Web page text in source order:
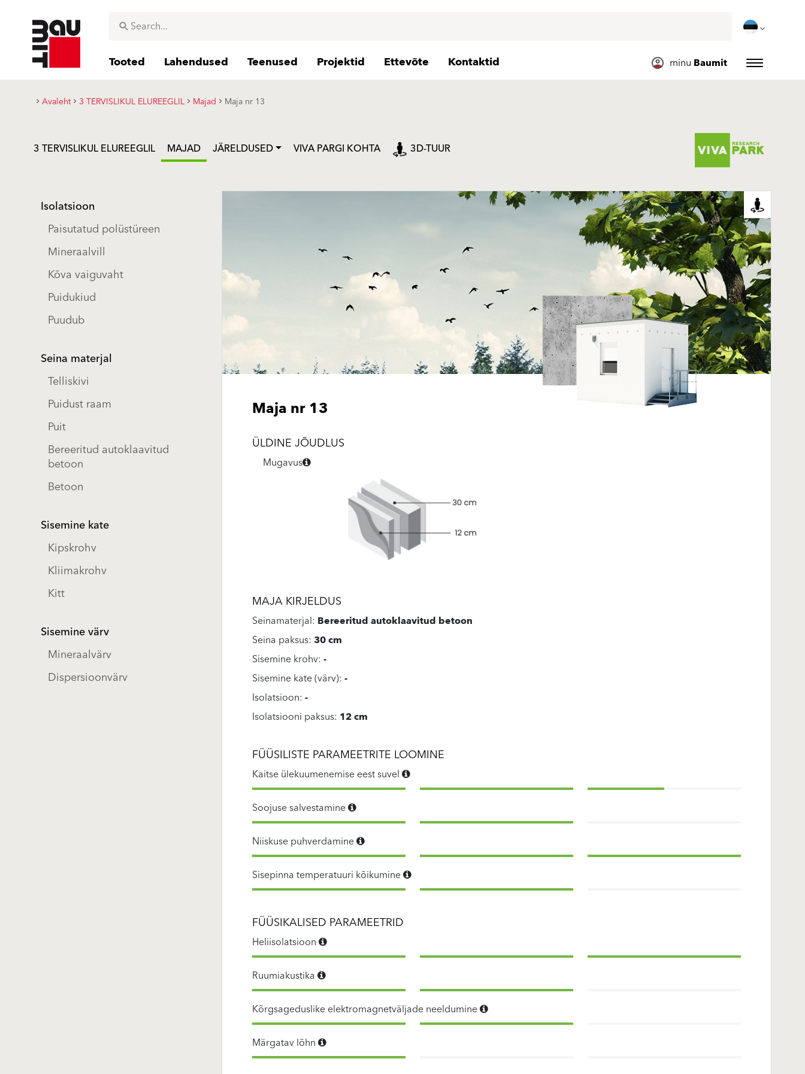
Tooted Lahendused Teenused Projektid Ettevõte Kontaktid minu Baumit
Avaleht 3 TERVISLIKUL ELUREEGLIL Majad Maja nr 13
3 TERVISLIKUL ELUREEGLIL MAJAD JÄRELDUSED VIVA PARGI KOHTA 3D-TUUR
Isolatsioon
Paisutatud polüstüreen
Mineraalvill
Kõva vaiguvaht
Puidukiud
Puudub
Seina materjal
Telliskivi
Puidust raam
Puit
Bereeritud autoklaavitud
betoon
Betoon
Sisemine kate
Kipskrohv
Kliimakrohv
Kitt
Sisemine värv
Mineraalvärv
Dispersioonvärv
Maja nr 13
ÜLDINE JÕUDLUS
Mugavus
MAJA KIRJELDUS
Seinamaterjal: Bereeritud autoklaavitud betoon
Seina paksus:30 cm
Sisemine krohv:-
Sisemine kate (värv):-
Isolatsioon:-
Isolatsiooni paksus: 12 cm
FÜÜSILISTE PARAMEETRITE LOOMINE
Kaitse ülekuumenemise eest suvel
Soojuse salvestamine
Niiskuse puhverdamine
Sisepinna temperatuuri kõikumine
FÜÜSIKALISED PARAMEETRID
Heliisolatsioon
Ruumiakustika
Kõrgsageduslike elektromagnetväljade neeldumine
Märgatav lõhn